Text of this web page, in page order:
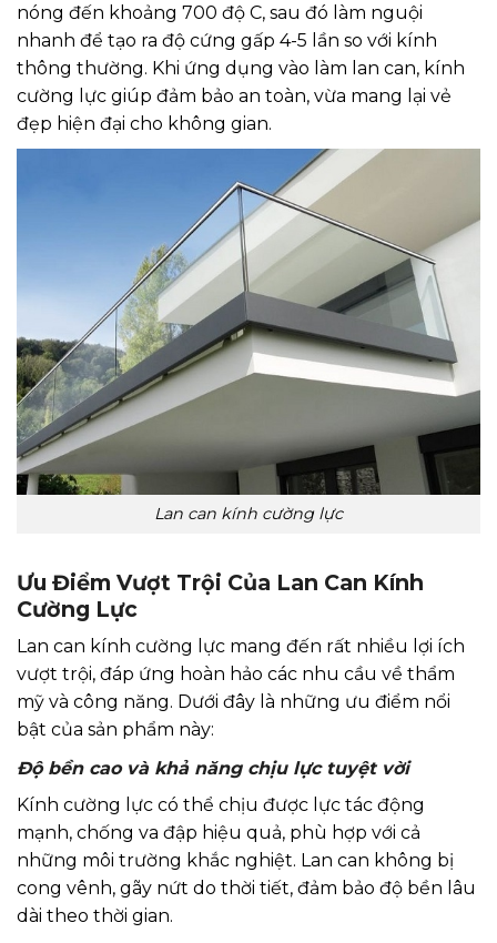
nóng đến khoảng 700 độ C, sau đó làm nguội
nhanh để tạo ra độ cứng gấp 4-5 lần so với kính
thông thường. Khi ứng dụng vào làm lan can, kính
cường lực giúp đảm bảo an toàn, vừa mang lại vẻ
đẹp hiện đại cho không gian.
Lan can kính cường lực
Ưu Điểm Vượt Trội Của Lan Can Kính
Cường Lực
Lan can kính cường lực mang đến rất nhiều lợi ích
vượt trội, đáp ứng hoàn hảo các nhu cầu về thẩm
mỹ và công năng. Dưới đây là những ưu điểm nổi
bật của sản phẩm này:
Độ bền cao và khả năng chịu lực tuyệt vời
Kính cường lực có thể chịu được lực tác động
mạnh, chống va đập hiệu quả, phù hợp với cả
những môi trường khắc nghiệt. Lan can không bị
cong vênh, gãy nứt do thời tiết, đảm bảo độ bền lâu
dài theo thời gian.